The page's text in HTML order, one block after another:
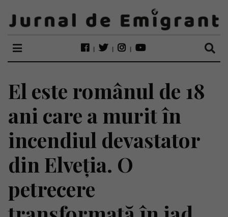
El este românul de 18
ani care a murit în
incendiul devastator
din Elveția. O
petrecere